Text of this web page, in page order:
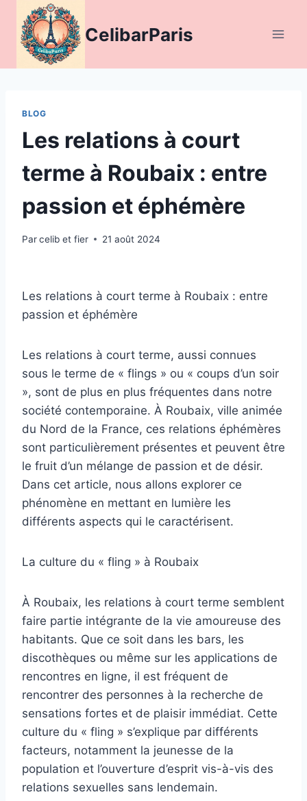
contenu
CelibarParis
BLOG
Les relations à court
terme à Roubaix : entre
passion et éphémère
Parcelib et fier 21 août 2024
Les relations à court terme à Roubaix : entre
passion et éphémère
Les relations à court terme, aussi connues
sous le terme de « flings » ou « coups d’un soir
», sont de plus en plus fréquentes dans notre
société contemporaine. À Roubaix, ville animée
du Nord de la France, ces relations éphémères
sont particulièrement présentes et peuvent être
le fruit d’un mélange de passion et de désir.
Dans cet article, nous allons explorer ce
phénomène en mettant en lumière les
différents aspects qui le caractérisent.
La culture du « fling » à Roubaix
À Roubaix, les relations à court terme semblent
faire partie intégrante de la vie amoureuse des
habitants. Que ce soit dans les bars, les
discothèques ou même sur les applications de
rencontres en ligne, il est fréquent de
rencontrer des personnes à la recherche de
sensations fortes et de plaisir immédiat. Cette
culture du « fling » s’explique par différents
facteurs, notamment la jeunesse de la
population et l’ouverture d’esprit vis-à-vis des
relations sexuelles sans lendemain.